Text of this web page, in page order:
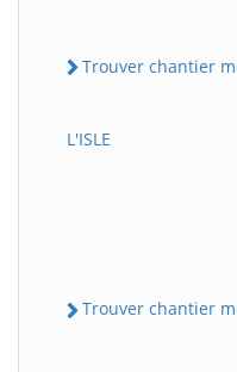
Trouver chantier
L'ISLE
Trouver chantier